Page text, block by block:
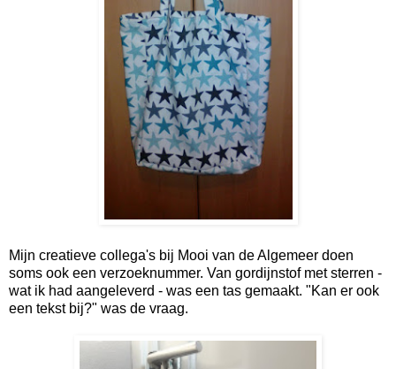
Mijn creatieve collega's bij Mooi van de Algemeer doen
soms ook een verzoeknummer. Van gordijnstof met sterren -
wat ik had aangeleverd - was een tas gemaakt. "Kan er ook
een tekst bij?" was de vraag.